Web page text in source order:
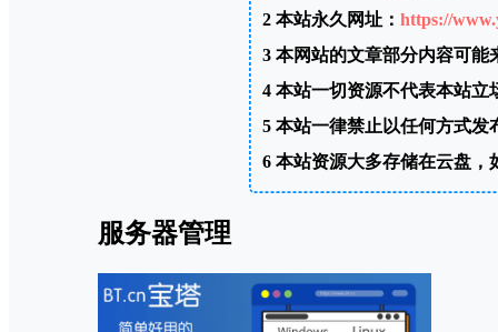
2本站永久网址： https://
3本网站的文章部分内容可能
4本站一切资源不代表本站立
5本站一律禁止以任何方式发
6本站资源大多存储在云盘，
服务器管理